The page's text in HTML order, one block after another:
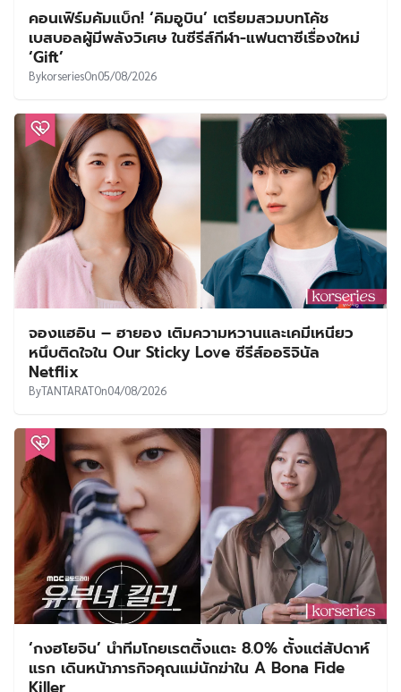
คอนเฟิร์มคัมแบ็ก! ‘คิมอูบิน’ เตรียมสวมบทโค้ช
เบสบอลผู้มีพลังวิเศษ ในซีรีส์กีฬา-แฟนตาซีเรื่องใหม่
‘Gift’
BykorseriesOn05/08/2026
จองแฮอิน – ฮายอง เติมความหวานและเคมีเหนียว
หนึบติดใจใน Our Sticky Love ซีรีส์ออริจินัล
Netflix
ByTANTARATOn04/08/2026
‘กงฮโยจิน’ นำทีมโกยเรตติ้งแตะ 8.0% ตั้งแต่สัปดาห์
แรก เดินหน้าภารกิจคุณแม่นักฆ่าใน A Bona Fide
Killer